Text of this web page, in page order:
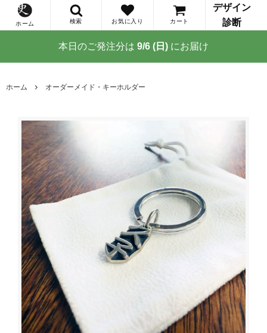
ホーム 検索 お気に入り カート
デザイン
診断
本日のご発注分は 9/6 (日) にお届け
ホーム オーダーメイド・キーホルダー